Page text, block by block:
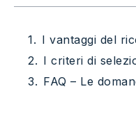
I vantaggi del
I criteri di
FAQ – Le